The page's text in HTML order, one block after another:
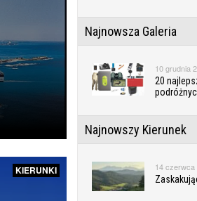
KIERUNKI
Najnowsza Galeria
10 grudnia
20
Najnowszy Kierunek
14 czerwca